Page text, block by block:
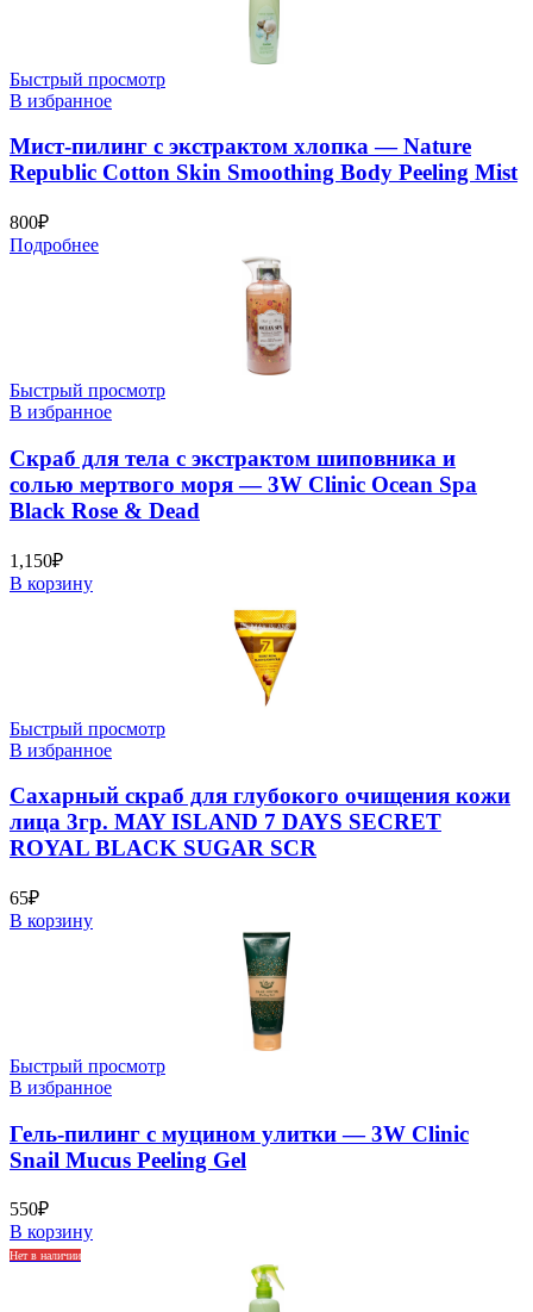
Быстрый просмотр
В избранное
Мист-пилинг с экстрактом хлопка — Nature
Republic Cotton Skin Smoothing Body Peeling Mist
800₽
Подробнее
Быстрый просмотр
В избранное
Скраб для тела с экстрактом шиповника и
солью мертвого моря — 3W Clinic Ocean Spa
Black Rose & Dead
1,150₽
В корзину
Быстрый просмотр
В избранное
Сахарный скраб для глубокого очищения кожи
лица 3гр. MAY ISLAND 7 DAYS SECRET
ROYAL BLACK SUGAR SCR
65₽
В корзину
Быстрый просмотр
В избранное
Гель-пилинг с муцином улитки — 3W Clinic
Snail Mucus Peeling Gel
550₽
В корзину
Нет в наличии